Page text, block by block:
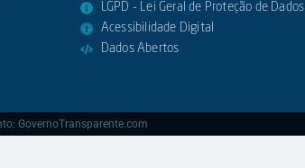
LGPD - Lei Geral de Proteção de Dados
Acessibilidade Digital
Dados Abertos
GovernoTransparente.com